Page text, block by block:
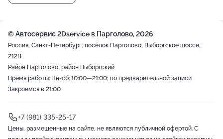
© Автосервис 2Dservice в Парголово, 2026
Россия, Санкт-Петербург, посёлок Парголово, Выборгское шоссе,
212В
Район Парголово, район Выборгский
Время работы: Пн-сб: 10:00—21:00; по предварительной записи
Закроемся в 21:00
+7 (981) 335-25-17
Цены, размещенные на сайте, не являются публичной офертой. С